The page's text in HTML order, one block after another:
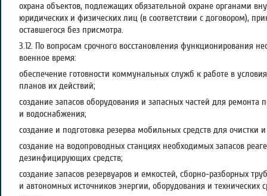
охрана объектов, подлежащих обязательной охране органами
юридических и физических лиц (в соответствии с договором),
оставшегося без присмотра.
3.12. По вопросам срочного восстановления функционирования
военное время:
обеспечение готовности коммунальных служб к работе в
планов их действий;
создание запасов оборудования и запасных частей для ремонта
и водоснабжения;
создание и подготовка резерва мобильных средств для очистки
создание на водопроводных станциях необходимых запасов
дезинфицирующих средств;
создание запасов резервуаров и емкостей, сборно-разборных
и автономных источников энергии, оборудования и технических